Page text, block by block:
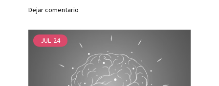
Dejar comentario
JUL 24